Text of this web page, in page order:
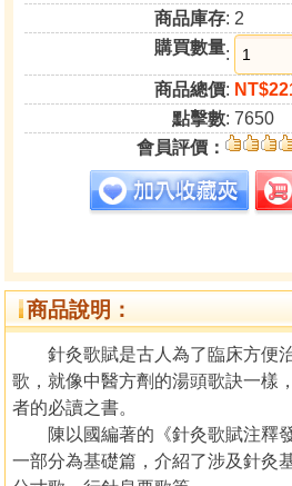
商品庫存: 2
購買數量:
商品總價:
點擊數: 7650
會員評價：
商品說明：
針灸歌賦是古人為了臨床方便
歌，就像中醫方劑的湯頭歌訣一樣
者的必讀之書。
陳以國編著的《針灸歌賦注釋
一部分為基礎篇，介紹了涉及針灸